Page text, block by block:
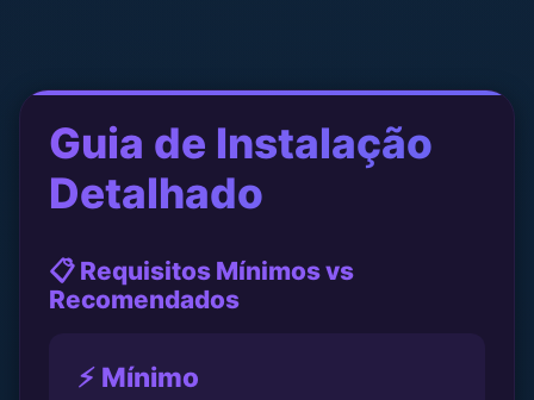
Guia de Instalação
Detalhado
📋 Requisitos Mínimos vs
Recomendados
⚡ Mínimo